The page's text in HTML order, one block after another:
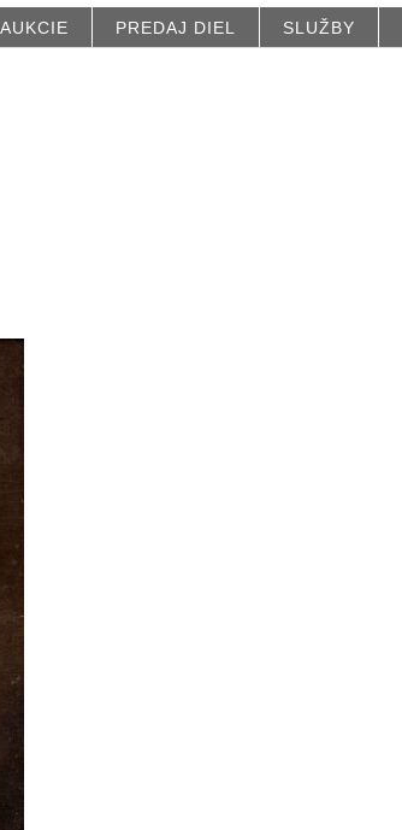
AUKCIE PREDAJ DIEL SLUŽBY